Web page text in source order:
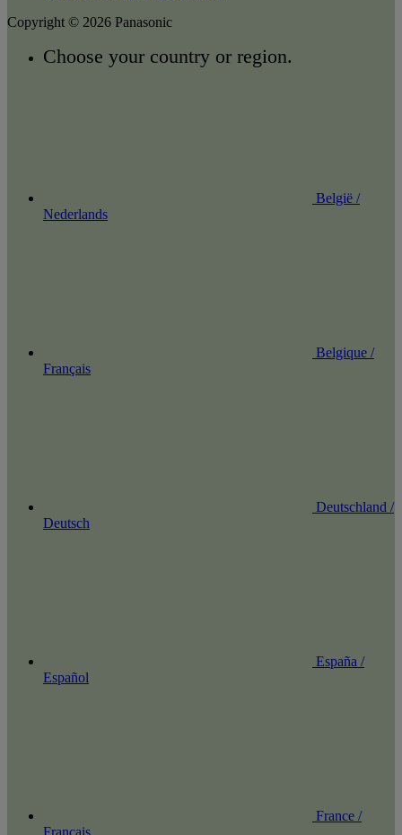
Copyright © 2026 Panasonic
Choose your country or region.
België /
Nederlands
Belgique /
Français
Deutschland /
Deutsch
España /
Español
France /
Français